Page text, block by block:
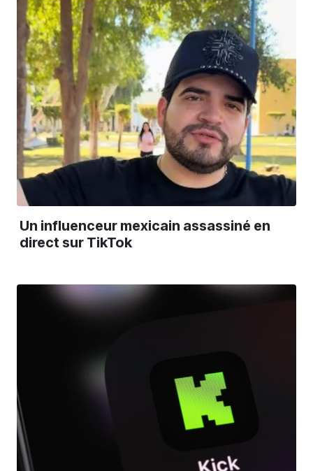
Un influenceur mexicain assassiné en
direct sur TikTok